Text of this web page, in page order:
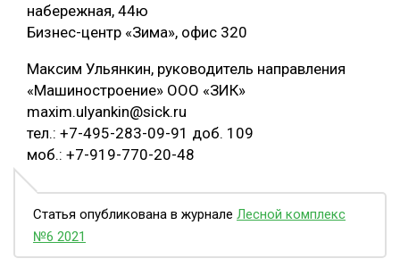
набережная, 44ю
Бизнес-центр «Зима», офис 320
Максим Ульянкин, руководитель направления
«Машиностроение» ООО «ЗИК»
maxim.ulyankin@sick.ru
тел.: +7-495-283-09-91 доб. 109
моб.: +7-919-770-20-48
Статья опубликована в журнале Лесной комплекс
№6 2021